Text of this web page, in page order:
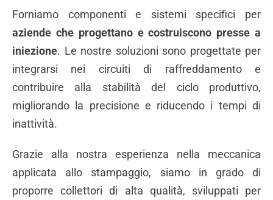
Forniamo componenti e sistemi specifici per
aziende che progettano e costruiscono presse a
iniezione. Le nostre soluzioni sono progettate per
integrarsi nei circuiti di raffreddamento e
contribuire alla stabilità del ciclo produttivo,
migliorando la precisione e riducendo i tempi di
inattività.
Grazie alla nostra esperienza nella meccanica
applicata allo stampaggio, siamo in grado di
proporre collettori di alta qualità, sviluppati per